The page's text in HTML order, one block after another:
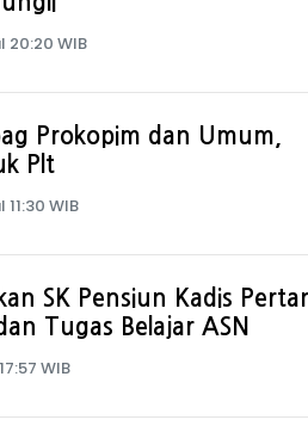
20:20 WIB
Prokopim dan Umum,
Plt
WIB
SK Pensiun Kadis
Tugas Belajar ASN
WIB